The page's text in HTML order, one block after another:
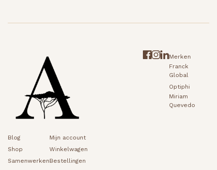
Merken
Franck
Global
Optiphi
Miriam
Quevedo
Blog
Shop
Samenwerken
Mijn account
Winkelwagen
Bestellingen